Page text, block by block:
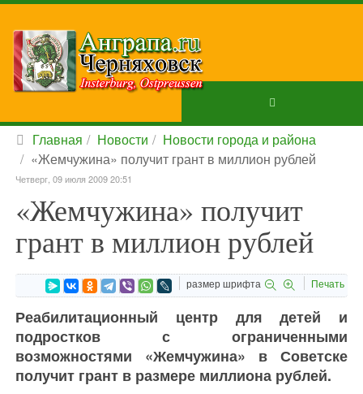
Главная Новости
Новости города и района
«Жемчужина» получит грант в миллион рублей
Четверг, 09 июля 2009 20:51
«Жемчужина» получит
грант в миллион рублей
размер шрифта Печать
Реабилитационный центр для детей и
подростков с ограниченными
возможностями «Жемчужина» в Советске
получит грант в размере миллиона рублей.